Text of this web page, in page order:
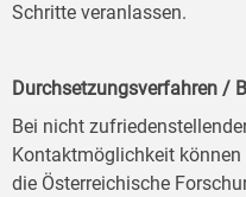
Schritte veranlassen.
Durchsetzungsverfahren /
Bei nicht
Kontaktmöglichkeit
die Österreichische